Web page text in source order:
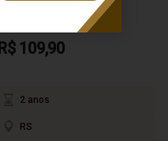
R$ 109,90
2 anos
RS